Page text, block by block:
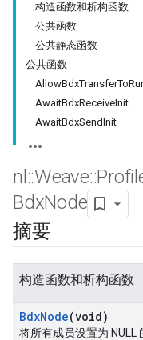
构造函数和析构函数
公共函数
公共静态函数
公共函数
AwaitBdxReceiveInit
AwaitBdxSendInit
nl ::Weave::
BdxNode
摘要
构造函数和析构函数
BdxNode(void)
将所有成员设置为 NULL